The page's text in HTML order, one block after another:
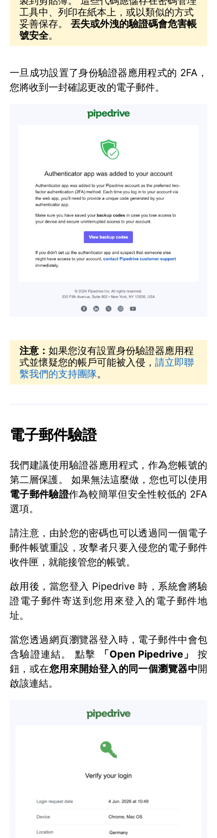
工具中、列印在紙本上，或以類似的方式
妥善保存。 丟失或外洩的驗證碼會危害帳
號安全。
一旦成功設置了身份驗證器應用程式的 2FA，
您將收到一封確認更改的電子郵件。
注意： 如果您沒有設置身份驗證器應用程
式並懷疑您的帳戶可能被入侵， 請立即聯
繫我們的支持團隊。
電子郵件驗證
我們建議使用驗證器應用程式，作為您帳號的
第二層保護。 如果無法這麼做，您也可以使用
電子郵件驗證作為較簡單但安全性較低的 2FA
選項。
請注意，由於您的密碼也可以透過同一個電子
郵件帳號重設，攻擊者只要入侵您的電子郵件
收件匣，就能接管您的帳號。
啟用後，當您登入 Pipedrive 時，系統會將驗
證電子郵件寄送到您用來登入的電子郵件地
址。
當您透過網頁瀏覽器登入時，電子郵件中會包
含驗證連結。 點擊
「Open Pipedrive」
按
鈕，或在您用來開始登入的同一個瀏覽器中開
啟該連結。